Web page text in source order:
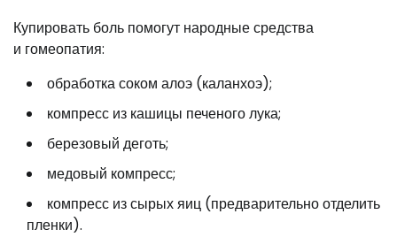
Купировать боль помогут народные средства
и гомеопатия:
обработка соком алоэ (каланхоэ);
компресс из кашицы печеного лука;
березовый деготь;
медовый компресс;
компресс из сырых яиц (предварительно отделить
пленки).